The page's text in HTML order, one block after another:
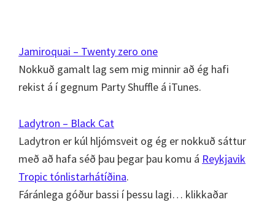
Jamiroquai – Twenty zero one
Nokkuð gamalt lag sem mig minnir að ég hafi
rekist á í gegnum Party Shuffle á iTunes.
Ladytron – Black Cat
Ladytron er kúl hljómsveit og ég er nokkuð sáttur
með að hafa séð þau þegar þau komu á Reykjavik
Tropic tónlistarhátíðina.
Fáránlega góður bassi í þessu lagi… klikkaðar